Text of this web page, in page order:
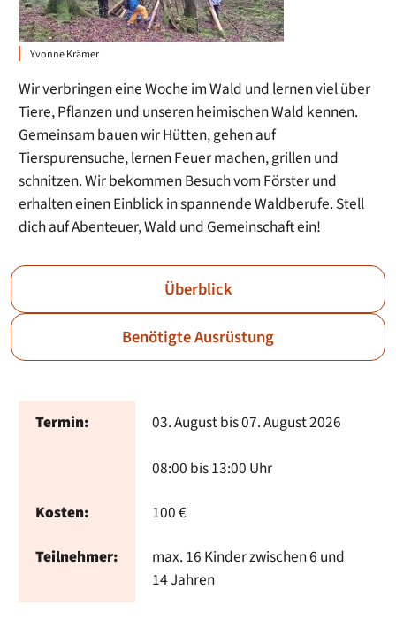
Yvonne Krämer
Wir verbringen eine Woche im Wald und lernen viel über
Tiere, Pflanzen und unseren heimischen Wald kennen.
Gemeinsam bauen wir Hütten, gehen auf
Tierspurensuche, lernen Feuer machen, grillen und
schnitzen. Wir bekommen Besuch vom Förster und
erhalten einen Einblick in spannende Waldberufe. Stell
dich auf Abenteuer, Wald und Gemeinschaft ein!
Überblick
Benötigte Ausrüstung
Termin: 03. August bis 07. August 2026
08:00 bis 13:00 Uhr
Kosten:
100 €
Teilnehmer:
max. 16 Kinder zwischen 6 und
14 Jahren